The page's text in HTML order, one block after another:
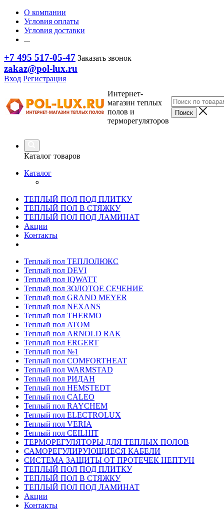
О компании
Условия оплаты
Условия доставки
...
+7 495 517-05-47 Заказать звонок
zakaz@pol-lux.ru
Вход Регистрация
Интернет-
магазин теплых
полов и
терморегуляторов
Каталог товаров
Каталог
ТЕПЛЫЙ ПОЛ ПОД ПЛИТКУ
ТЕПЛЫЙ ПОЛ В СТЯЖКУ
ТЕПЛЫЙ ПОЛ ПОД ЛАМИНАТ
Акции
Контакты
Теплый пол ТЕПЛОЛЮКС
Теплый пол DEVI
Теплый пол IQWATT
Теплый пол ЗОЛОТОЕ СЕЧЕНИЕ
Теплый пол GRAND MEYER
Теплый пол NEXANS
Теплый пол THERMO
Теплый пол ATOM
Теплый пол ARNOLD RAK
Теплый пол ERGERT
Теплый пол №1
Теплый пол COMFORTHEAT
Теплый пол WARMSTAD
Теплый пол РИДАН
Теплый пол HEMSTEDT
Теплый пол CALEO
Теплый пол RAYCHEM
Теплый пол ELECTROLUX
Теплый пол VERIA
Теплый пол CEILHIT
ТЕРМОРЕГУЛЯТОРЫ ДЛЯ ТЕПЛЫХ ПОЛОВ
САМОРЕГУЛИРУЮЩИЕСЯ КАБЕЛИ
СИСТЕМА ЗАЩИТЫ ОТ ПРОТЕЧЕК НЕПТУН
ТЕПЛЫЙ ПОЛ ПОД ПЛИТКУ
ТЕПЛЫЙ ПОЛ В СТЯЖКУ
ТЕПЛЫЙ ПОЛ ПОД ЛАМИНАТ
Акции
Контакты